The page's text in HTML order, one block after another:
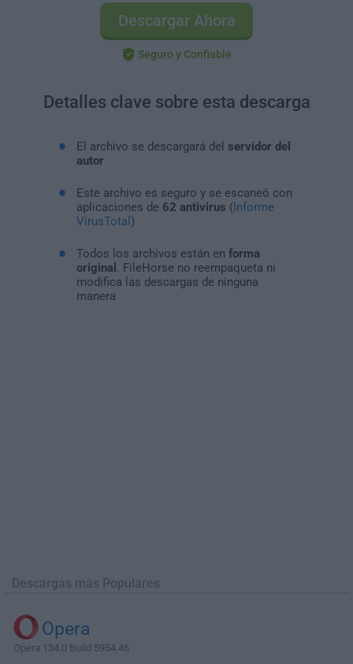
Descargar Ahora
Seguro y Confiable
Detalles clave sobre esta descarga
El archivo se descargará del servidor del
autor
Este archivo es seguro y se escaneó con
aplicaciones de 62 antivirus (Informe
VirusTotal )
Todos los archivos están en forma
original
. FileHorse no reempaqueta ni
modifica las descargas de ninguna
manera
Descargas más Populares
Opera
Opera 134.0 Build 5954.46